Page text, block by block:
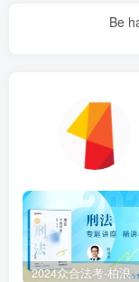
Be
2024众合法考-柏浪涛刑法-